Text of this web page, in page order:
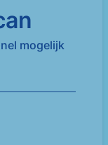
mogelijk